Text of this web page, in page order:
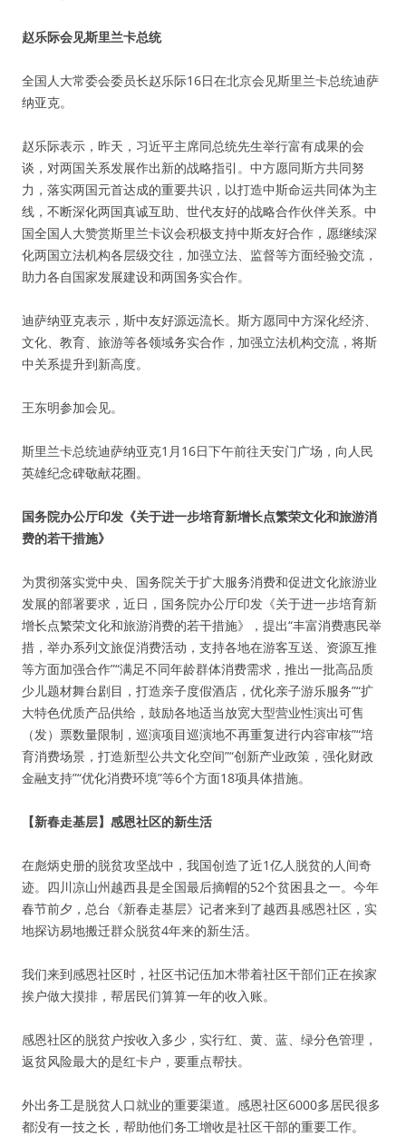
赵乐际会见斯里兰卡总统
全国人大常委会委员长赵乐际16日在北京会见斯里兰卡总统迪萨
纳亚克。
赵乐际表示，昨天，习近平主席同总统先生举行富有成果的会
谈，对两国关系发展作出新的战略指引。中方愿同斯方共同努
力，落实两国元首达成的重要共识，以打造中斯命运共同体为主
线，不断深化两国真诚互助、世代友好的战略合作伙伴关系。中
国全国人大赞赏斯里兰卡议会积极支持中斯友好合作，愿继续深
化两国立法机构各层级交往，加强立法、监督等方面经验交流，
助力各自国家发展建设和两国务实合作。
迪萨纳亚克表示，斯中友好源远流长。斯方愿同中方深化经济、
文化、教育、旅游等各领域务实合作，加强立法机构交流，将斯
中关系提升到新高度。
王东明参加会见。
斯里兰卡总统迪萨纳亚克1月16日下午前往天安门广场，向人民
英雄纪念碑敬献花圈。
国务院办公厅印发《关于进一步培育新增长点繁荣文化和旅游消
费的若干措施》
为贯彻落实党中央、国务院关于扩大服务消费和促进文化旅游业
发展的部署要求，近日，国务院办公厅印发《关于进一步培育新
增长点繁荣文化和旅游消费的若干措施》，提出“丰富消费惠民举
措，举办系列文旅促消费活动，支持各地在游客互送、资源互推
等方面加强合作”“满足不同年龄群体消费需求，推出一批高品质
少儿题材舞台剧目，打造亲子度假酒店，优化亲子游乐服务”“扩
大特色优质产品供给，鼓励各地适当放宽大型营业性演出可售
（发）票数量限制，巡演项目巡演地不再重复进行内容审核”“培
育消费场景，打造新型公共文化空间”“创新产业政策，强化财政
金融支持”“优化消费环境”等6个方面18项具体措施。
【新春走基层】感恩社区的新生活
在彪炳史册的脱贫攻坚战中，我国创造了近1亿人脱贫的人间奇
迹。四川凉山州越西县是全国最后摘帽的52个贫困县之一。今年
春节前夕，总台《新春走基层》记者来到了越西县感恩社区，实
地探访易地搬迁群众脱贫4年来的新生活。
我们来到感恩社区时，社区书记伍加木带着社区干部们正在挨家
挨户做大摸排，帮居民们算算一年的收入账。
感恩社区的脱贫户按收入多少，实行红、黄、蓝、绿分色管理，
返贫风险最大的是红卡户，要重点帮扶。
外出务工是脱贫人口就业的重要渠道。感恩社区6000多居民很多
都没有一技之长，帮助他们务工增收是社区干部的重要工作。